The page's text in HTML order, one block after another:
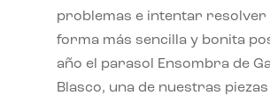
problemas e intentar resolver
forma más sencilla y bonita
año el parasol Ensombra de
Blasco, una de nuestras